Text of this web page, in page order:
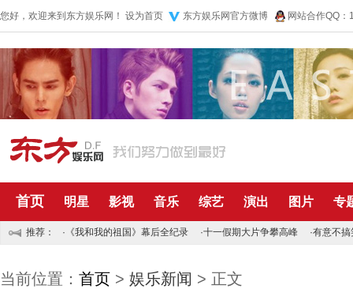
您好，欢迎来到东方娱乐网！ 设为首页 东方娱乐网官方微博 网站合作QQ
首页 明星 影视 音乐 综艺 演出 图片 专
推荐： · 《我和我的祖国》幕后全纪录 ·十一假期大片争攀高峰 ·有意不搞
当前位置： 首页 > 娱乐新闻 > 正文